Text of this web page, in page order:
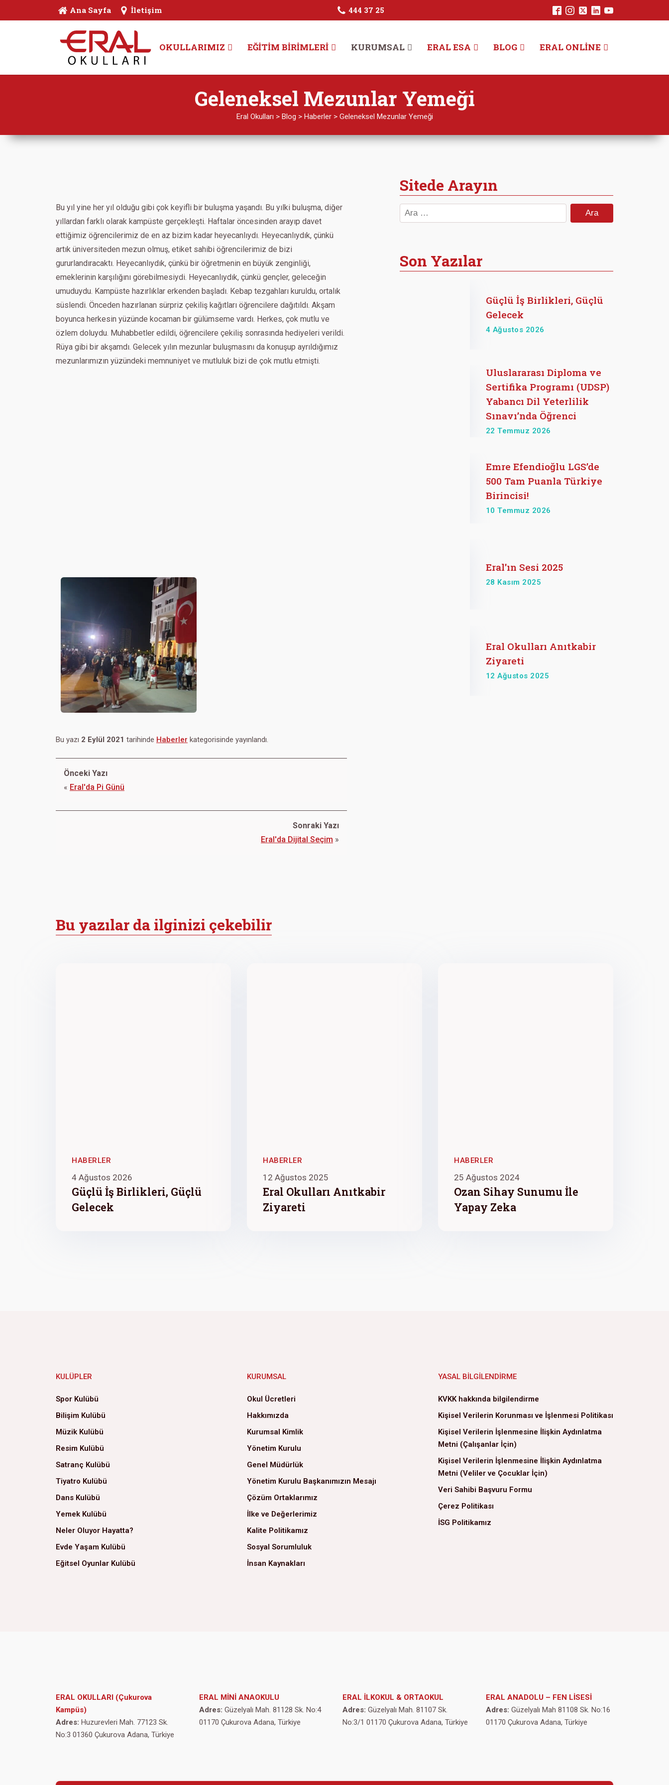
Ana Sayfa İletişim 444 37 25
OKULLARIMIZ EĞITIM BIRIMLERI KURUMSAL ERAL ESA BLOG ERAL ONLINE
Geleneksel Mezunlar Yemeği
Eral Okulları > Blog > Haberler> Geleneksel Mezunlar Yemeği
Bu yıl yine her yıl olduğu gibi çok keyifli bir buluşma yaşandı. Bu yılki buluşma, diğer
yıllardan farklı olarak kampüste gerçekleşti. Haftalar öncesinden arayıp davet
ettiğimiz öğrencilerimiz de en az bizim kadar heyecanlıydı. Heyecanlıydık, çünkü
artık üniversiteden mezun olmuş, etiket sahibi öğrencilerimiz de bizi
gururlandıracaktı. Heyecanlıydık, çünkü bir öğretmenin en büyük zenginliği,
emeklerinin karşılığını görebilmesiydi. Heyecanlıydık, çünkü gençler, geleceğin
umuduydu. Kampüste hazırlıklar erkenden başladı. Kebap tezgahları kuruldu, ortalık
süslendi. Önceden hazırlanan sürpriz çekiliş kağıtları öğrencilere dağıtıldı. Akşam
boyunca herkesin yüzünde kocaman bir gülümseme vardı. Herkes, çok mutlu ve
özlem doluydu. Muhabbetler edildi, öğrencilere çekiliş sonrasında hediyeleri verildi.
Rüya gibi bir akşamdı. Gelecek yılın mezunlar buluşmasını da konuşup ayrıldığımız
mezunlarımızın yüzündeki memnuniyet ve mutluluk bizi de çok mutlu etmişti.
Bu yazı 2 Eylül 2021 tarihinde Haberler kategorisinde yayınlandı.
Önceki Yazı
« Eral'da Pi Günü
Sonraki Yazı
Eral'da Dijital Seçim »
Sitede Arayın
Arama:
Son Yazılar
Güçlü İş Birlikleri, Güçlü
Gelecek
4 Ağustos 2026
Uluslararası Diploma ve
Sertifika Programı (UDSP)
Yabancı Dil Yeterlilik
Sınavı’nda Öğrenci
22 Temmuz 2026
Emre Efendioğlu LGS’de
500 Tam Puanla Türkiye
Birincisi!
10 Temmuz 2026
Eral'ın Sesi 2025
28 Kasım 2025
Eral Okulları Anıtkabir
Ziyareti
12 Ağustos 2025
Bu yazılar da ilginizi çekebilir
HABERLER
4 Ağustos 2026
Güçlü İş Birlikleri, Güçlü
Gelecek
HABERLER
12 Ağustos 2025
Eral Okulları Anıtkabir
Ziyareti
HABERLER
25 Ağustos 2024
Ozan Sihay Sunumu İle
Yapay Zeka
KULÜPLER
Spor Kulübü
Bilişim Kulübü
Müzik Kulübü
Resim Kulübü
Satranç Kulübü
Tiyatro Kulübü
Dans Kulübü
Yemek Kulübü
Neler Oluyor Hayatta?
Evde Yaşam Kulübü
Eğitsel Oyunlar Kulübü
KURUMSAL
Okul Ücretleri
Hakkımızda
Kurumsal Kimlik
Yönetim Kurulu
Genel Müdürlük
Yönetim Kurulu Başkanımızın Mesajı
Çözüm Ortaklarımız
İlke ve Değerlerimiz
Kalite Politikamız
Sosyal Sorumluluk
İnsan Kaynakları
YASAL BILGILENDIRME
KVKK hakkında bilgilendirme
Kişisel Verilerin Korunması ve İşlenmesi Politikası
Kişisel Verilerin İşlenmesine İlişkin Aydınlatma
Metni (Çalışanlar İçin)
Kişisel Verilerin İşlenmesine İlişkin Aydınlatma
Metni (Veliler ve Çocuklar İçin)
Veri Sahibi Başvuru Formu
Çerez Politikası
İSG Politikamız
ERAL OKULLARI (Çukurova
Kampüs)
Adres: Huzurevleri Mah. 77123 Sk.
No:3 01360 Çukurova Adana, Türkiye
ERAL MİNİ ANAOKULU
Adres: Güzelyalı Mah. 81128 Sk. No:4
01170 Çukurova Adana, Türkiye
ERAL İLKOKUL & ORTAOKUL
Adres: Güzelyalı Mah. 81107 Sk.
No:3/1 01170 Çukurova Adana, Türkiye
ERAL ANADOLU – FEN LİSESİ
Adres: Güzelyalı Mah 81108 Sk. No:16
01170 Çukurova Adana, Türkiye